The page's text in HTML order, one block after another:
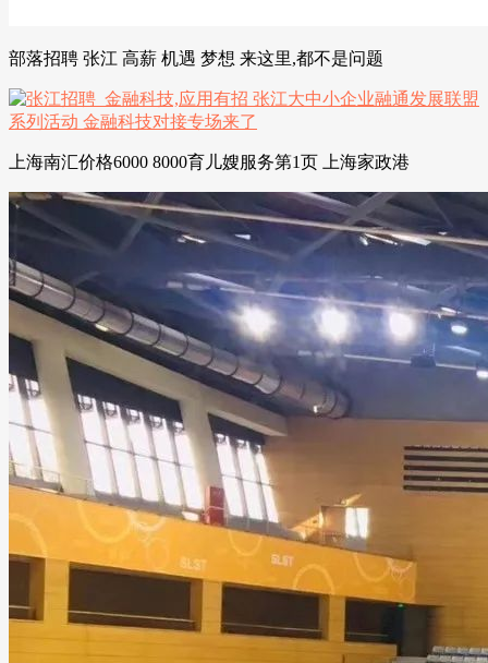
部落招聘 张江 高薪 机遇 梦想 来这里,都不是问题
上海南汇价格6000 8000育儿嫂服务第1页 上海家政港